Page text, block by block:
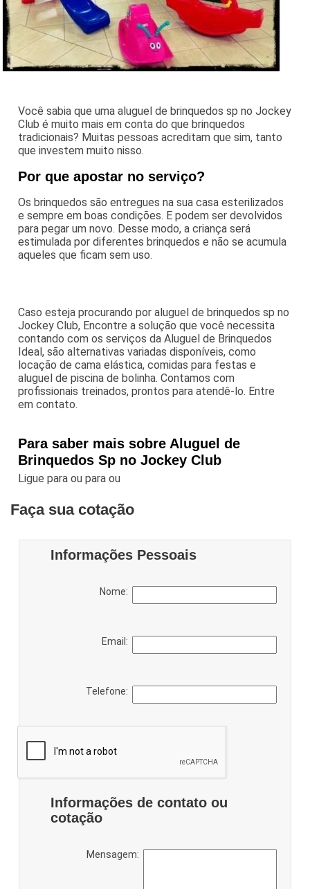
Você sabia que uma aluguel de brinquedos sp no Jockey
Club é muito mais em conta do que brinquedos
tradicionais? Muitas pessoas acreditam que sim, tanto
que investem muito nisso.
Por que apostar no serviço?
Os brinquedos são entregues na sua casa esterilizados
e sempre em boas condições. E podem ser devolvidos
para pegar um novo. Desse modo, a criança será
estimulada por diferentes brinquedos e não se acumula
aqueles que ficam sem uso.
Caso esteja procurando por aluguel de brinquedos sp no
Jockey Club, Encontre a solução que você necessita
contando com os serviços da Aluguel de Brinquedos
Ideal, são alternativas variadas disponíveis, como
locação de cama elástica, comidas para festas e
aluguel de piscina de bolinha. Contamos com
profissionais treinados, prontos para atendê-lo. Entre
em contato.
Para saber mais sobre Aluguel de
Brinquedos Sp no Jockey Club
Ligue paraou paraou
Faça sua cotação
Informações Pessoais
Nome:
Email:
Telefone:
Informações de contato ou
cotação
Mensagem: